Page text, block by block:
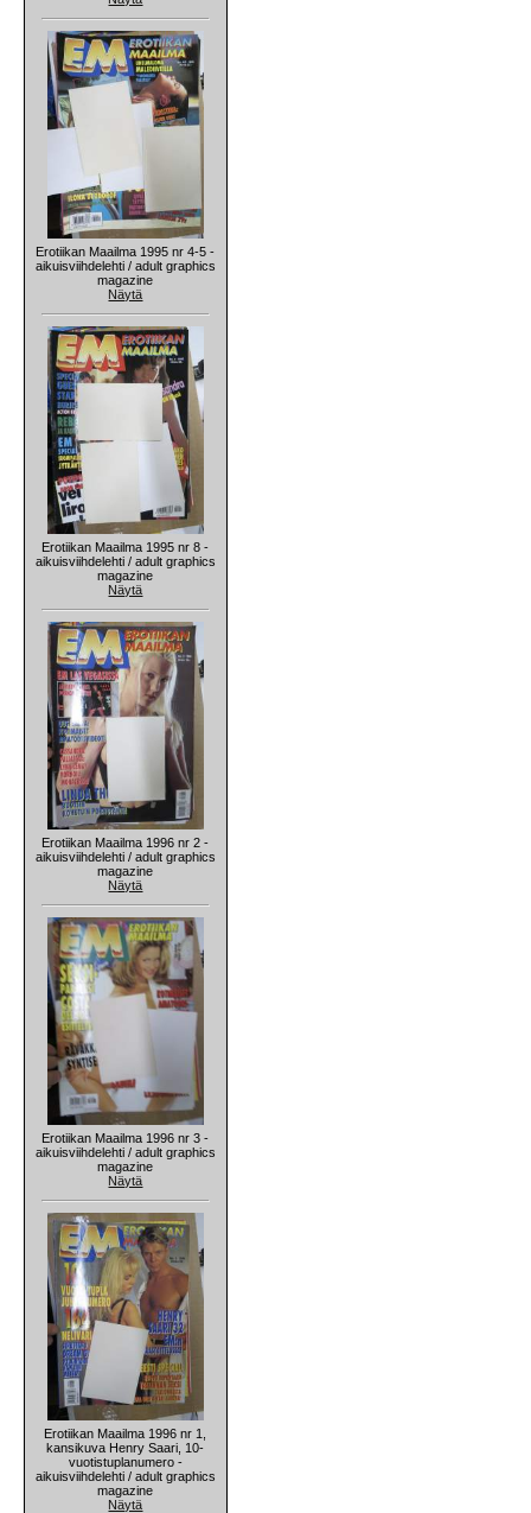
Erotiikan Maailma 1995 nr 4-5 -
aikuisviihdelehti / adult graphics
magazine
Näytä
Erotiikan Maailma 1995 nr 8 -
aikuisviihdelehti / adult graphics
magazine
Näytä
Erotiikan Maailma 1996 nr 2 -
aikuisviihdelehti / adult graphics
magazine
Näytä
Erotiikan Maailma 1996 nr 3 -
aikuisviihdelehti / adult graphics
magazine
Näytä
Erotiikan Maailma 1996 nr 1,
kansikuva Henry Saari, 10-
vuotistuplanumero -
aikuisviihdelehti / adult graphics
magazine
Näytä